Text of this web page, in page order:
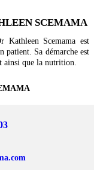
SCEMAMA
Kathleen Scemama est
patient. Sa démarche est
ainsi que la nutrition.